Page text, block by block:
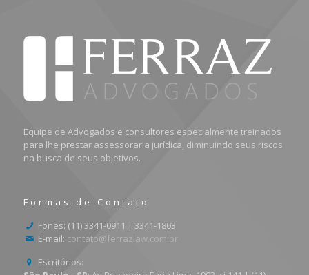
Equipe de Advogados e consultores especialmente treinados
para lhe prestar assessoraria jurídica, diminuindo seus riscos
na busca de seus objetivos.
Formas de Contato
Fones: (11) 3341-0911 | 3341-1803
E-mail: contato@ferrazlaw.com.br
Escritórios: